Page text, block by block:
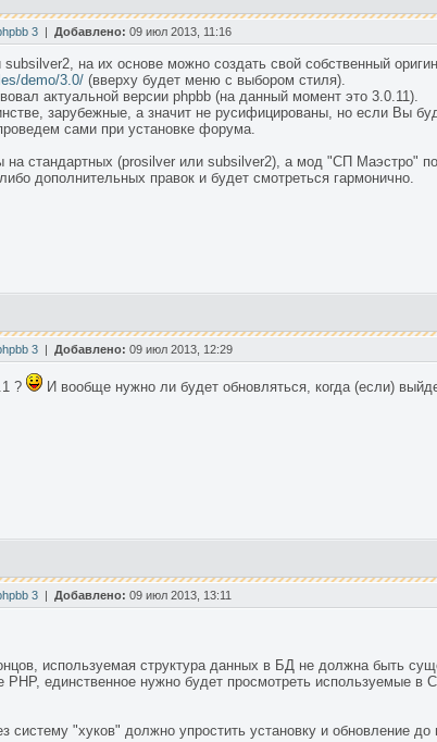
3 | Добавлено: 09 июл 2013, 11:16
на их основе можно создать свой собственный
demo/3.0/ (вверху будет меню с выбором стиля).
актуальной версии phpbb (на данный момент это 3.0.11).
зарубежные, а значит не русифицированы, но если Вы
сами при установке форума.
стандартных (prosilver или subsilver2), а мод "СП Маэстро"
дополнительных правок и будет смотреться гармонично.
3 | Добавлено: 09 июл 2013, 12:29
? И вообще нужно ли будет обновляться, когда (если)
3 | Добавлено: 09 июл 2013, 13:11
используемая структура данных в БД не должна быть
единственное нужно будет просмотреть используемые в
систему "хуков" должно упростить установку и обновление до